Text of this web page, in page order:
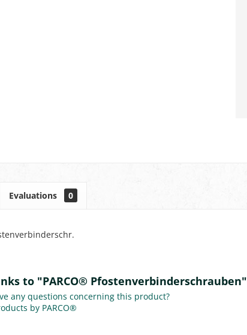
Evaluations 0
to "PARCO® Pfostenverbinderschrauben"
any questions concerning this product?
by PARCO®